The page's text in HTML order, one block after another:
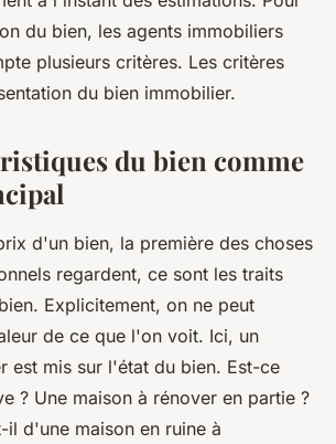
du bien, les agents immobiliers
plusieurs critères. Les critères
du bien immobilier.
du bien comme
d'un bien, la première des choses
regardent, ce sont les traits
Explicitement, on ne peut
de ce que l'on voit. Ici, un
est mis sur l'état du bien. Est-ce
? Une maison à rénover en partie ?
il d'une maison en ruine à